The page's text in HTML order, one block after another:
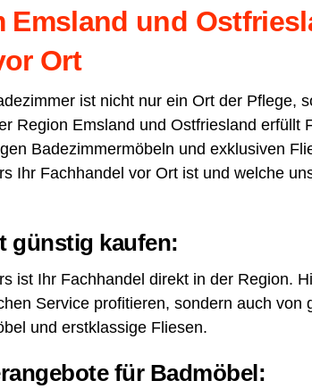
Ems­land und
Ort
ist nicht nur ein Ort der Pfle­ge,
Regi­on Ems­land und Ost­fries­land erfüllt
Bade­zim­mer­mö­beln und exklu­si­ven
Ihr Fach­han­del vor Ort ist und wel­che
güns­tig kaufen:
ist Ihr Fach­han­del direkt in der Regi­on.
Ser­vice pro­fi­tie­ren, son­dern auch von
und erst­klas­si­ge Fliesen.
für Badmöbel: